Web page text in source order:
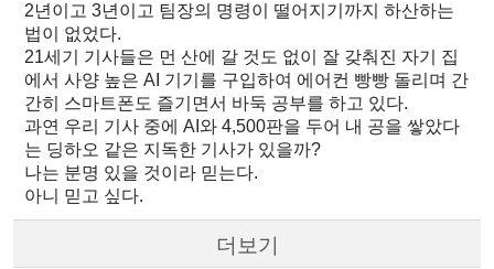
2년이고 3년이고 팀장의 명령이 떨어지기까지 하산하는
법이 없었다.
21세기 기사들은 먼 산에 갈 것도 없이 잘 갖춰진 자기 집
에서 사양 높은 AI 기기를 구입하여 에어컨 빵빵 돌리며 간
간히 스마트폰도 즐기면서 바둑 공부를 하고 있다.
과연 우리 기사 중에 AI와 4,500판을 두어 내 공을 쌓았다
는 딩하오 같은 지독한 기사가 있을까?
나는 분명 있을 것이라 믿는다.
아니 믿고 싶다.
더보기